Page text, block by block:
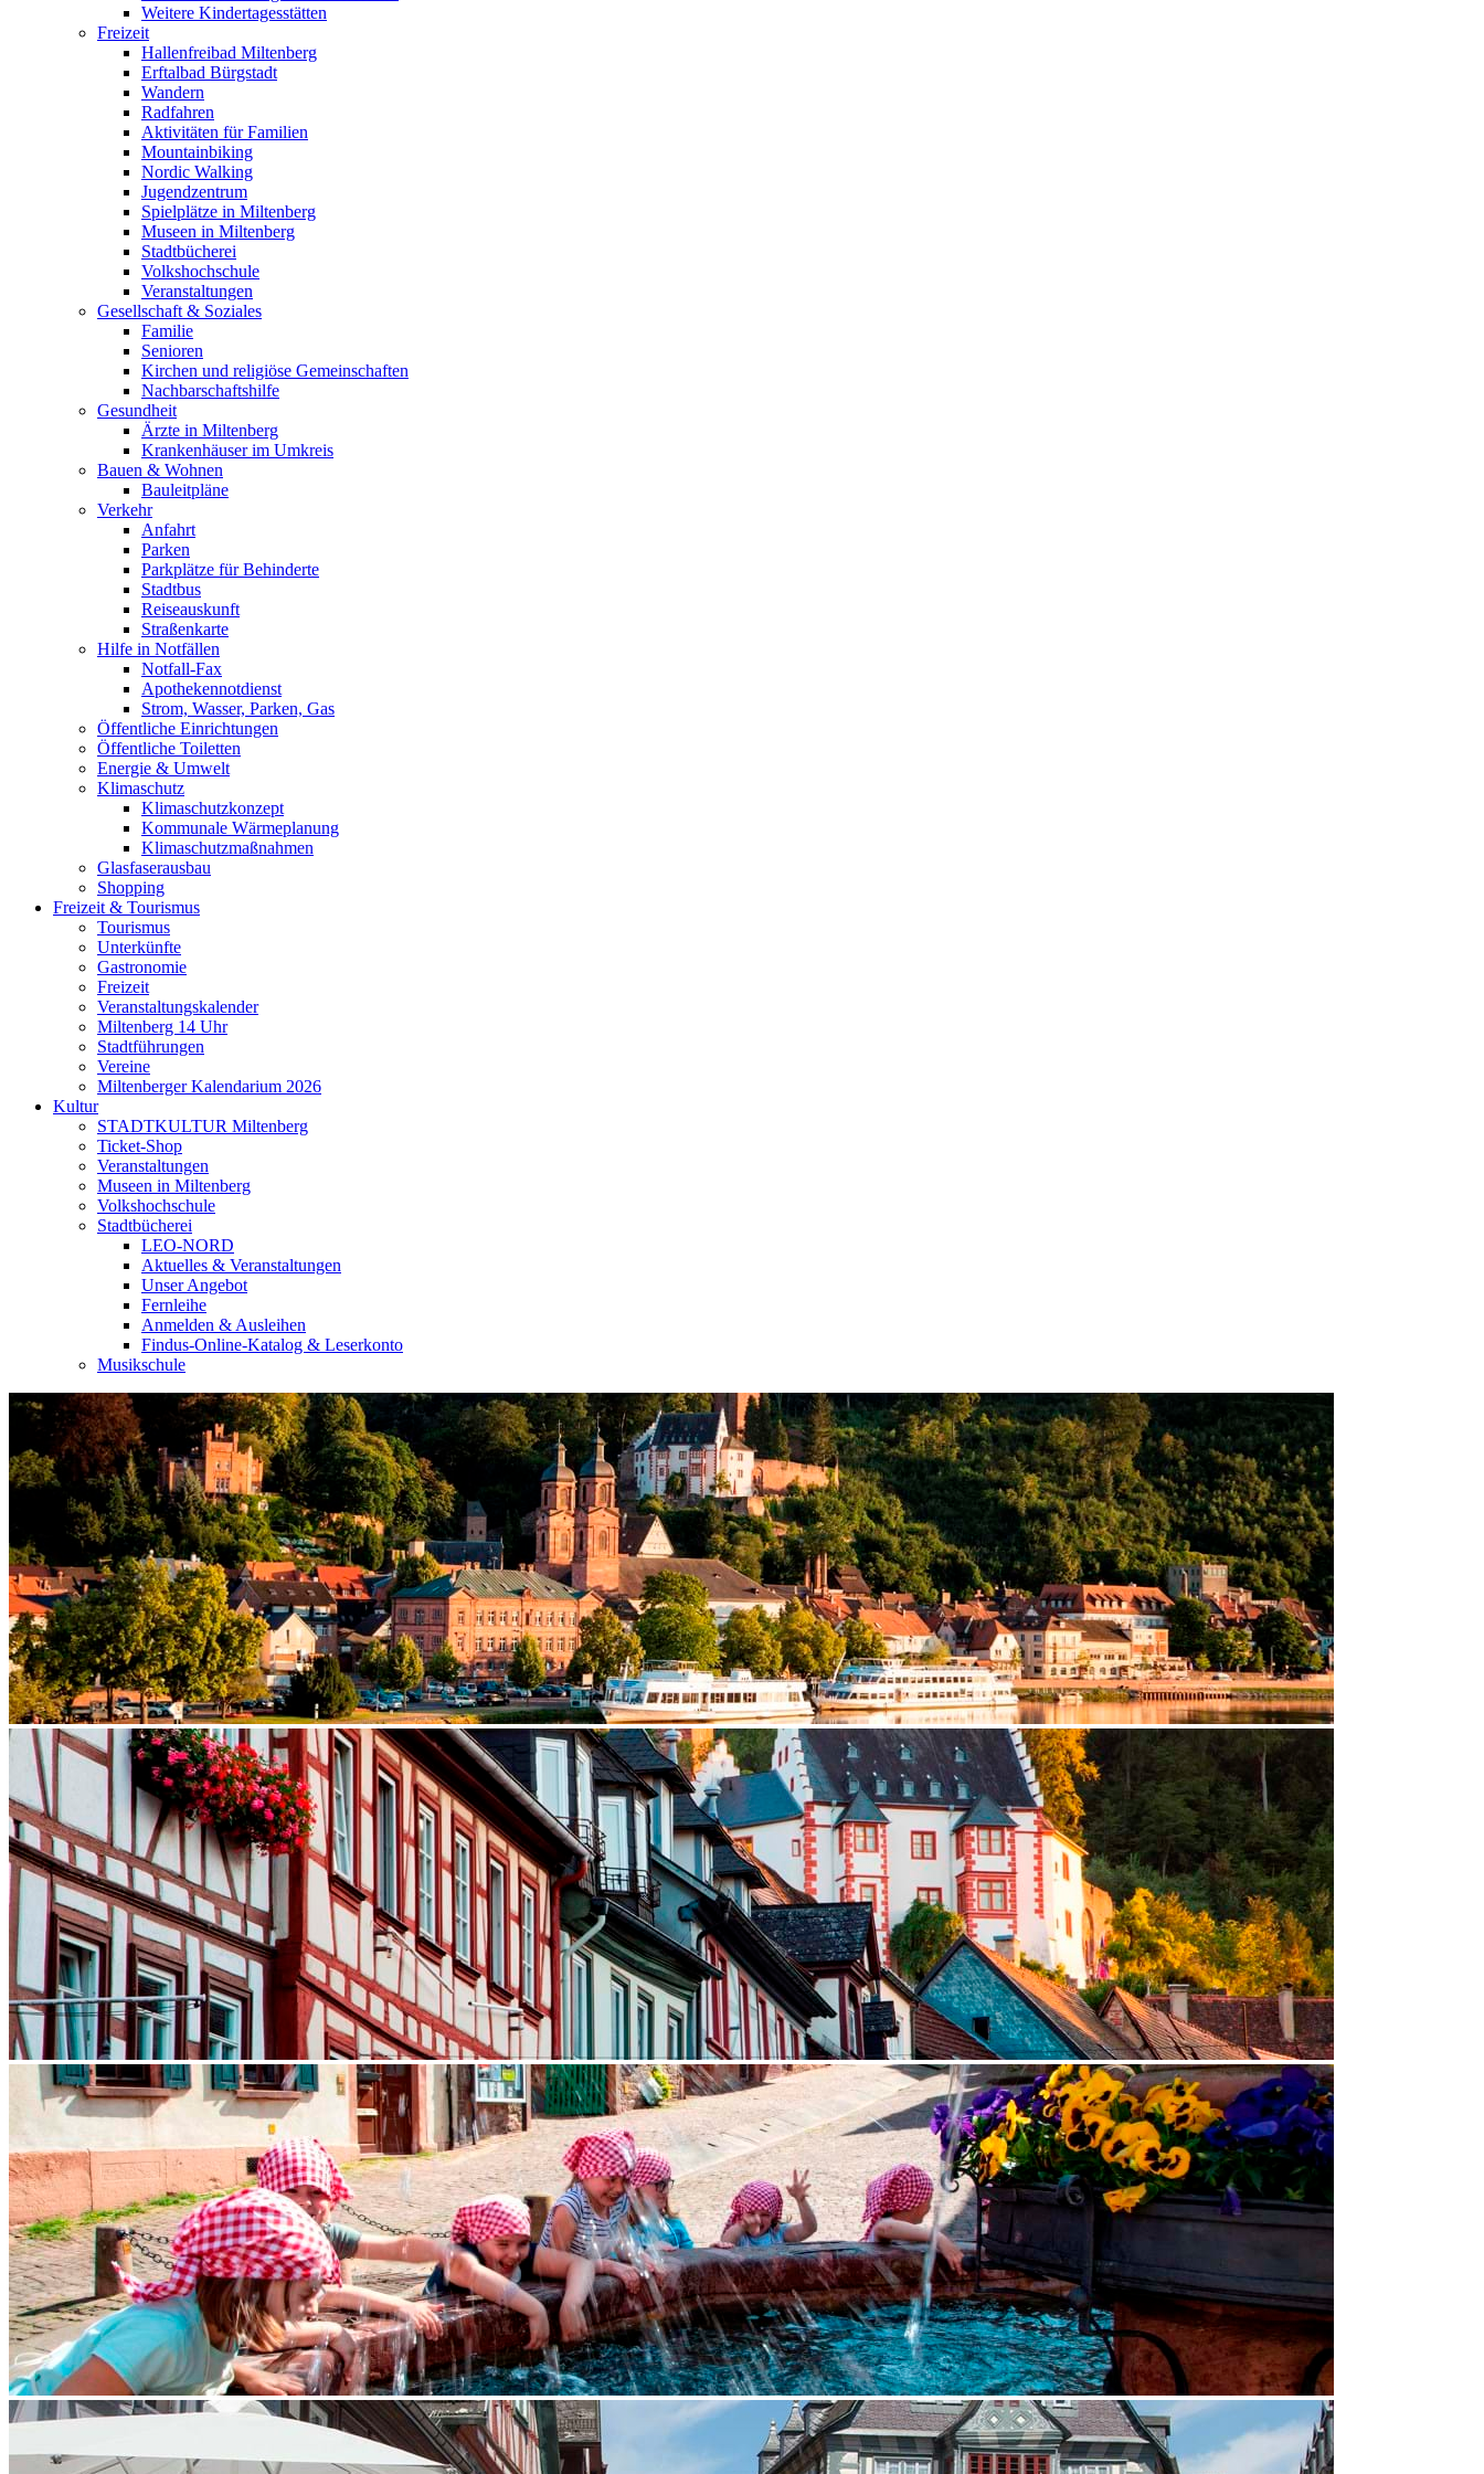
Weitere Kindertagesstätten
Freizeit
Hallenfreibad Miltenberg
Erftalbad Bürgstadt
Wandern
Radfahren
Aktivitäten für Familien
Mountainbiking
Nordic Walking
Jugendzentrum
Spielplätze in Miltenberg
Museen in Miltenberg
Stadtbücherei
Volkshochschule
Veranstaltungen
Gesellschaft & Soziales
Familie
Senioren
Kirchen und religiöse Gemeinschaften
Nachbarschaftshilfe
Gesundheit
Ärzte in Miltenberg
Krankenhäuser im Umkreis
Bauen & Wohnen
Bauleitpläne
Verkehr
Anfahrt
Parken
Parkplätze für Behinderte
Stadtbus
Reiseauskunft
Straßenkarte
Hilfe in Notfällen
Notfall-Fax
Apothekennotdienst
Strom, Wasser, Parken, Gas
Öffentliche Einrichtungen
Öffentliche Toiletten
Energie & Umwelt
Klimaschutz
Klimaschutzkonzept
Kommunale Wärmeplanung
Klimaschutzmaßnahmen
Glasfaserausbau
Shopping
Freizeit & Tourismus
Tourismus
Unterkünfte
Gastronomie
Freizeit
Veranstaltungskalender
Miltenberg 14 Uhr
Stadtführungen
Vereine
Miltenberger Kalendarium 2026
Kultur
STADTKULTUR Miltenberg
Ticket-Shop
Veranstaltungen
Museen in Miltenberg
Volkshochschule
Stadtbücherei
LEO-NORD
Aktuelles & Veranstaltungen
Unser Angebot
Fernleihe
Anmelden & Ausleihen
Findus-Online-Katalog & Leserkonto
Musikschule